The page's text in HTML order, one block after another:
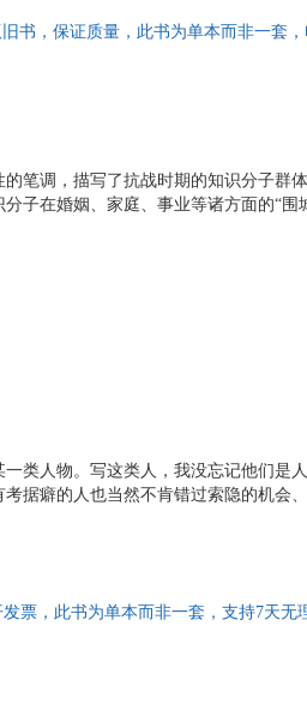
书，保证质量，此书为单本而非一套，
笔调，描写了抗战时期的知识分子群
子在婚姻、家庭、事业等诸方面的“围
类人物。写这类人，我没忘记他们是
据癖的人也当然不肯错过索隐的机会
票，此书为单本而非一套，支持7天无